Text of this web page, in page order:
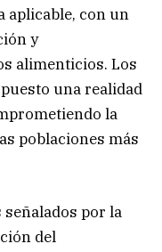
aplicable, con un
y
alimenticios. Los
una realidad
la
poblaciones más
por la
del